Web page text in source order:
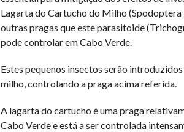
Lagarta do Cartucho do Milho
outras pragas que este parasitoide
pode controlar em Cabo Verde.
Estes pequenos insectos serão
milho, controlando a praga acima referida.
A lagarta do cartucho é uma praga
Cabo Verde e está a ser controlada